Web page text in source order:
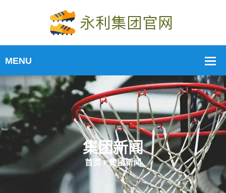
集团新闻
首页 集团新闻